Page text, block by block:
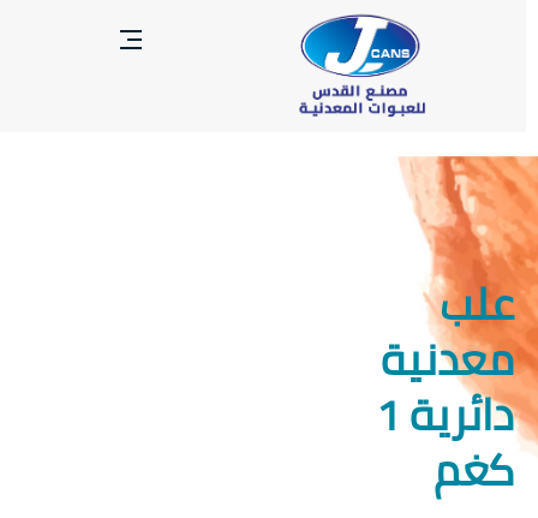
علب
معدنية
دائرية 1
كغم